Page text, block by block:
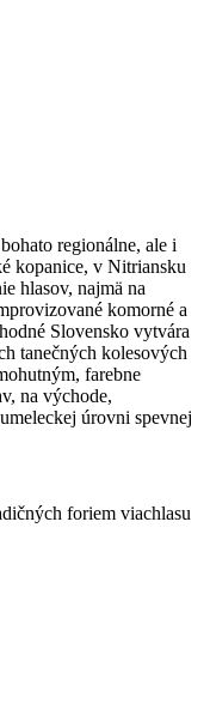
regionálne, ale i
kopanice, v Nitriansku
hlasov, najmä na
komorné a
Slovensko vytvára
tanečných kolesových
farebne
na východe,
úrovni spevnej
foriem viachlasu